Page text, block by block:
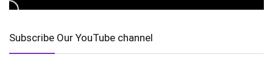
Subscribe Our YouTube channel